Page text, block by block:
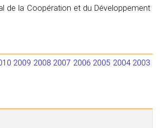
de la Coopération et du Développement
2009 2008 2007 2006 2005 2004 2003